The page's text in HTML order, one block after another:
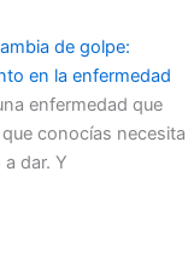
de golpe:
en la enfermedad
enfermedad que
conocías necesita
dar. Y